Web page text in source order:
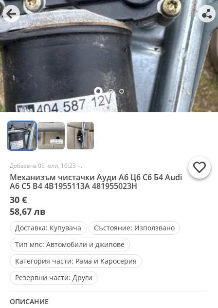
Добавена 05 юли, 10:23 ч.
Механизъм чистачки Ауди А6 Ц6 С6 Б4 Audi
A6 C5 B4 4B1955113A 481955023H
30 €
58,67 лв
Доставка: Купувача Състояние: Използвано
Тип мпс: Автомобили и джипове
Категория части: Рама и Каросерия
Резервни части: Други
ОПИСАНИЕ